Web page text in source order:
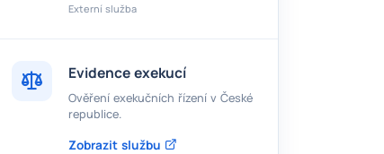
Externí služba
Evidence exekucí
Ověření exekučních řízení v České
republice.
Zobrazit službu